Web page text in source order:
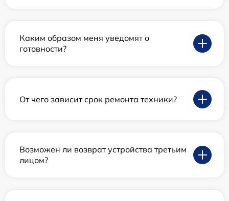
Каким образом меня уведомят о
готовности?
От чего зависит срок ремонта техники?
Возможен ли возврат устройства третьим
лицом?